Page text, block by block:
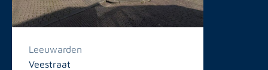
Leeuwarden
Veestraat